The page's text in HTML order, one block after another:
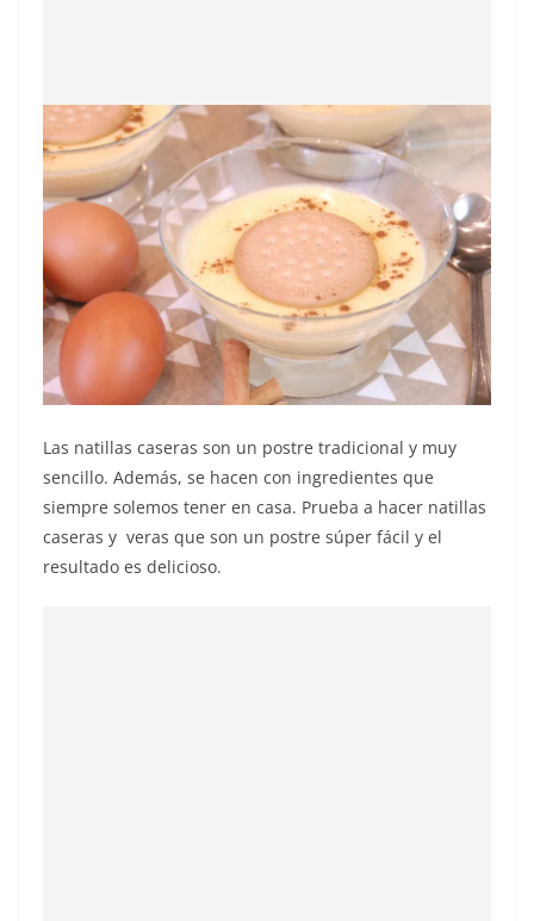
Las natillas caseras son un postre tradicional y muy
sencillo. Además, se hacen con ingredientes que
siempre solemos tener en casa. Prueba a hacer natillas
caseras y veras que son un postre súper fácil y el
resultado es delicioso.